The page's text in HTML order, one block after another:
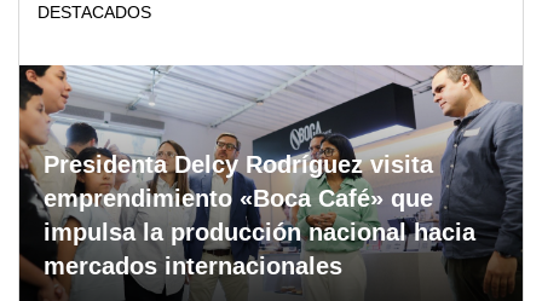
DESTACADOS
Presidenta Delcy Rodríguez visita
emprendimiento «Boca Café» que
impulsa la producción nacional hacia
mercados internacionales